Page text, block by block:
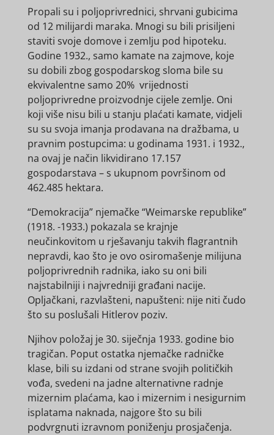
Propali su i poljoprivrednici, shrvani gubicima
od 12 milijardi maraka. Mnogi su bili prisiljeni
staviti svoje domove i zemlju pod hipoteku.
Godine 1932., samo kamate na zajmove, koje
su dobili zbog gospodarskog sloma bile su
ekvivalentne samo 20% vrijednosti
poljoprivredne proizvodnje cijele zemlje. Oni
koji više nisu bili u stanju plaćati kamate, vidjeli
su su svoja imanja prodavana na dražbama, u
pravnim postupcima: u godinama 1931. i 1932.,
na ovaj je način likvidirano 17.157
gospodarstava – s ukupnom površinom od
462.485 hektara.
“Demokracija” njemačke “Weimarske republike”
(1918. -1933.) pokazala se krajnje
neučinkovitom u rješavanju takvih flagrantnih
nepravdi, kao što je ovo osiromašenje milijuna
poljoprivrednih radnika, iako su oni bili
najstabilniji i najvredniji građani nacije.
Opljačkani, razvlašteni, napušteni: nije niti čudo
što su poslušali Hitlerov poziv.
Njihov položaj je 30. siječnja 1933. godine bio
tragičan. Poput ostatka njemačke radničke
klase, bili su izdani od strane svojih političkih
vođa, svedeni na jadne alternativne radnje
mizernim plaćama, kao i mizernim i nesigurnim
isplatama naknada, najgore što su bili
podvrgnuti izravnom poniženju prosjačenja.